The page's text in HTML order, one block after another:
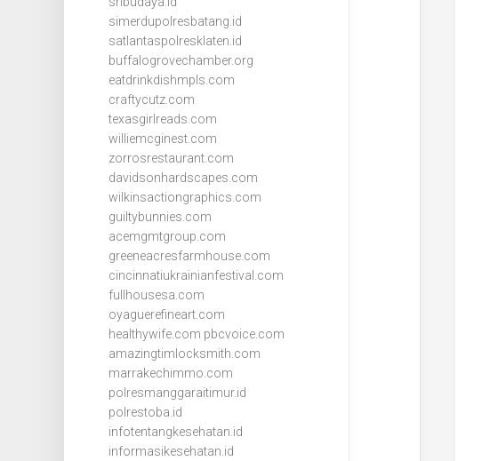
simerdupolresbatang.id
satlantaspolresklaten.id
buffalogrovechamber.org
eatdrinkdishmpls.com
craftycutz.com
texasgirlreads.com
williemcginest.com
zorrosrestaurant.com
davidsonhardscapes.com
wilkinsactiongraphics.com
guiltybunnies.com
acemgmtgroup.com
greeneacresfarmhouse.com
cincinnatiukrainianfestival.com
fullhousesa.com
oyaguerefineart.com
healthywife.com pbcvoice.com
amazingtimlocksmith.com
marrakechimmo.com
polresmanggaraitimur.id
polrestoba.id
infotentangkesehatan.id
informasikesehatan.id